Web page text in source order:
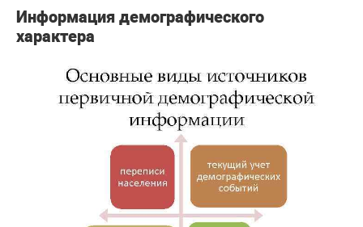
Информация демографического
характера